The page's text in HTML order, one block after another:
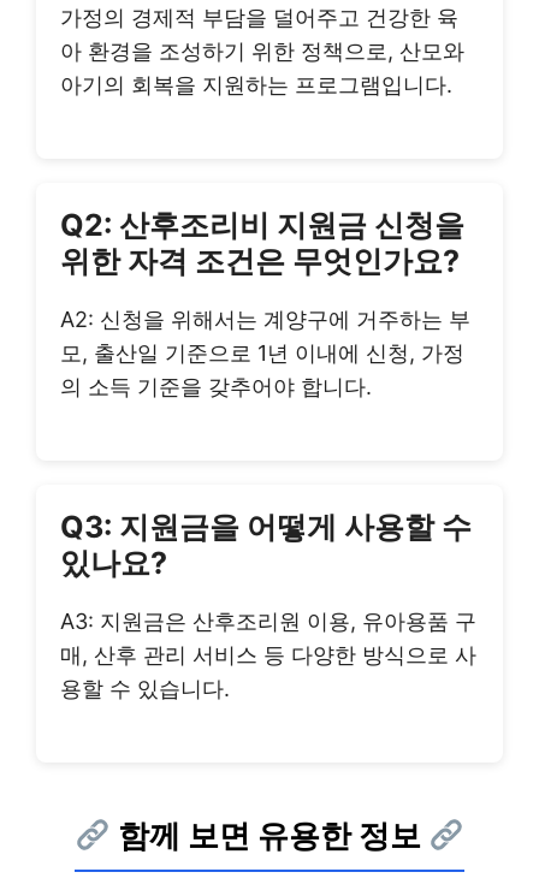
가정의 경제적 부담을 덜어주고 건강한 육
아 환경을 조성하기 위한 정책으로, 산모와
아기의 회복을 지원하는 프로그램입니다.
Q2: 산후조리비 지원금 신청을
위한 자격 조건은 무엇인가요?
A2: 신청을 위해서는 계양구에 거주하는 부
모, 출산일 기준으로 1년 이내에 신청, 가정
의 소득 기준을 갖추어야 합니다.
Q3: 지원금을 어떻게 사용할 수
있나요?
A3: 지원금은 산후조리원 이용, 유아용품 구
매, 산후 관리 서비스 등 다양한 방식으로 사
용할 수 있습니다.
함께 보면 유용한 정보